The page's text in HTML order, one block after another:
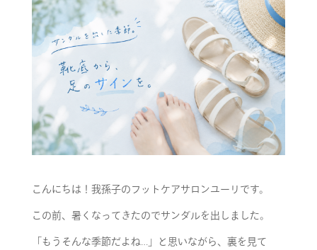
こんにちは！我孫子のフットケアサロンユーリです。
この前、暑くなってきたのでサンダルを出しました。
「もうそんな季節だよね…」と思いながら、裏を見て